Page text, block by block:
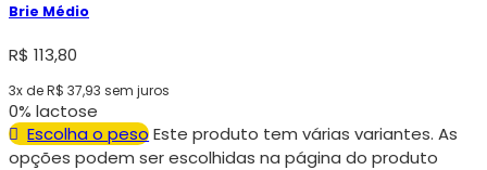
Brie Médio
R$ 113,80
3x deR$ 37,93 sem juros
0% lactose
Escolha o pesoEste produto tem várias variantes. As
opções podem ser escolhidas na página do produto